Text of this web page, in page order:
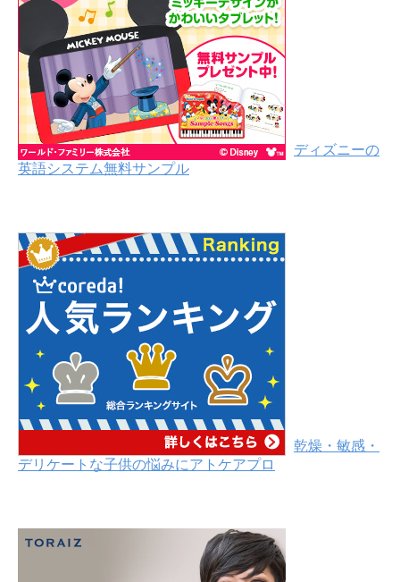
ディズニーの
英語システム無料サンプル
乾燥・敏感・
デリケートな子供の悩みにアトケアプロ